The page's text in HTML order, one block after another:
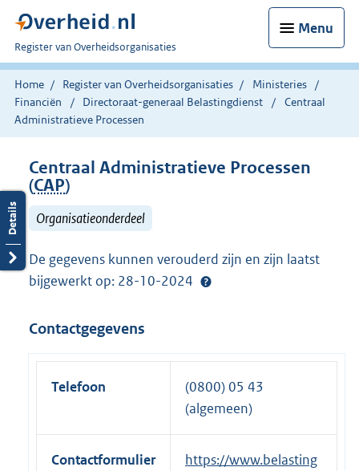
Menu
U
bent
nu
hier:
Register van Overheidsorganisaties
Home Register van Overheidsorganisaties
Ministeries
Financiën
Directoraat-generaal Belastingdienst
Centraal
Administratieve Processen
Centraal Administratieve Processen
(CAP)
Organisatieonderdeel
De gegevens kunnen verouderd zijn en zijn laatst
bijgewerkt op: 28-10-2024
Contactgegevens
Telefoon
(0800) 05 43
(algemeen)
Contactformulier
E
https://www.belasting